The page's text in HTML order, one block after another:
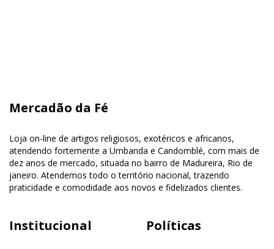
Mercadão da Fé
Loja on-line de artigos religiosos, exotéricos e africanos,
atendendo fortemente a Umbanda e Candomblé, com mais de
dez anos de mercado, situada no bairro de Madureira, Rio de
janeiro. Atendemos todo o território nacional, trazendo
praticidade e comodidade aos novos e fidelizados clientes.
Institucional Políticas